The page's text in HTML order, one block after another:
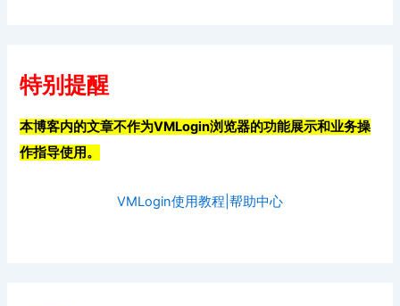
特别提醒
本博客内的文章不作为VMLogin浏览器的功能展示和业务操
作指导使用。
VMLogin使用教程|帮助中心